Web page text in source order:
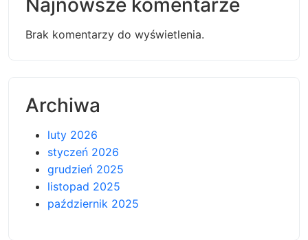
Najnowsze komentarze
Brak komentarzy do wyświetlenia.
Archiwa
luty 2026
styczeń 2026
grudzień 2025
listopad 2025
październik 2025